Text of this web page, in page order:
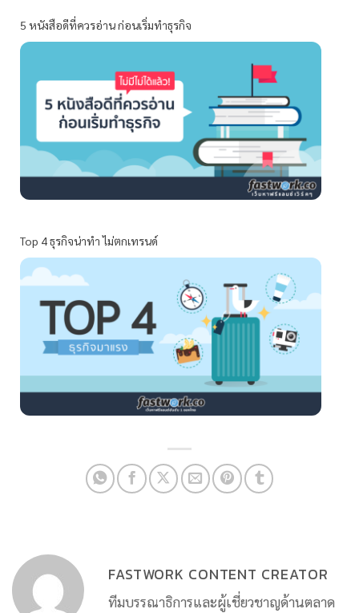
5 หนังสือดีที่ควรอ่าน ก่อนเริ่มทำธุรกิจ
Top 4 ธุรกิจน่าทำ ไม่ตกเทรนด์
FASTWORK CONTENT CREATOR
ทีมบรรณาธิการและผู้เชี่ยวชาญด้านตลาด